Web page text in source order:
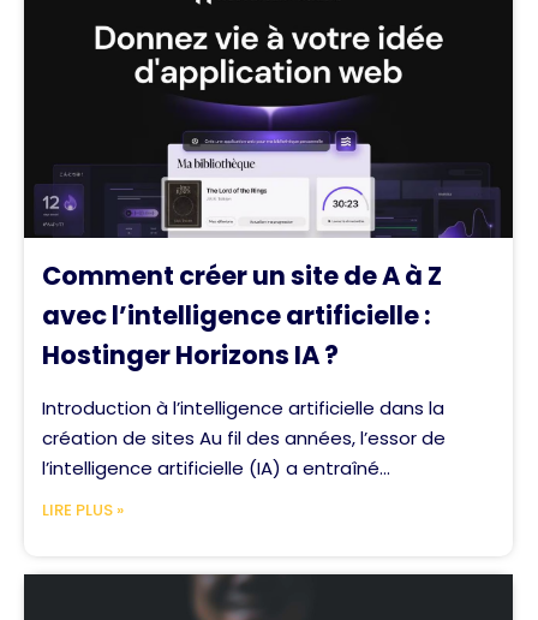
Comment créer un site de A à Z
avec l’intelligence artificielle :
Hostinger Horizons IA ?
Introduction à l’intelligence artificielle dans la
création de sites Au fil des années, l’essor de
l’intelligence artificielle (IA) a entraîné...
LIRE PLUS »